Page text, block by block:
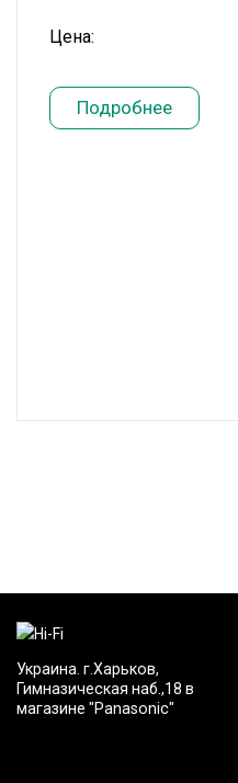
Цена:
Подробнее
Украина. г.Харьков,
Гимназическая наб.,18 в
магазине "Panasonic"